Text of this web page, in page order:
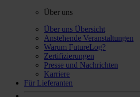
Über uns
Über uns Übersicht
Anstehende Veranstaltungen
Warum FutureLog?
Zertifizierungen
Presse und Nachrichten
Karriere
Für Lieferanten